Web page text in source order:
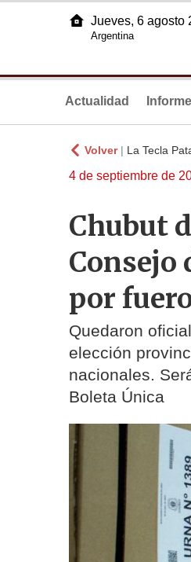
Jueves, 6 agosto
Argentina
Actualidad
Volver| La Tecla
4 de septiembre de
Chubut
Consejo
por
Quedaron
elección
nacionales.
Boleta Única